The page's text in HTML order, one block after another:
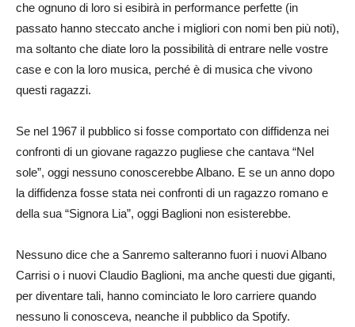
che ognuno di loro si esibirà in performance perfette (in
passato hanno steccato anche i migliori con nomi ben più noti),
ma soltanto che diate loro la possibilità di entrare nelle vostre
case e con la loro musica, perché è di musica che vivono
questi ragazzi.
Se nel 1967 il pubblico si fosse comportato con diffidenza nei
confronti di un giovane ragazzo pugliese che cantava “Nel
sole”, oggi nessuno conoscerebbe Albano. E se un anno dopo
la diffidenza fosse stata nei confronti di un ragazzo romano e
della sua “Signora Lia”, oggi Baglioni non esisterebbe.
Nessuno dice che a Sanremo salteranno fuori i nuovi Albano
Carrisi o i nuovi Claudio Baglioni, ma anche questi due giganti,
per diventare tali, hanno cominciato le loro carriere quando
nessuno li conosceva, neanche il pubblico da Spotify.